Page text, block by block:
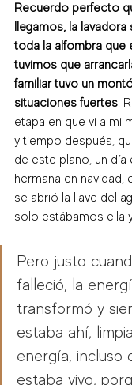
Recuerdo perfecto
llegamos, la
toda la alfombra que
tuvimos que
familiar tuvo un
situaciones fuertes.
etapa en que vi a mi
y tiempo después,
de este plano, un
hermana en
se abrió la llave del
solo estábamos ella
Pero justo
falleció, la
transformó y
estaba ahí,
energía, incluso
estaba vivo,